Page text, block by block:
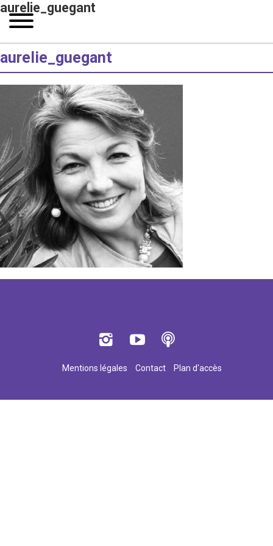
aurelie_guegant
aurelie_guegant
Mentions légales Contact Plan d'accès